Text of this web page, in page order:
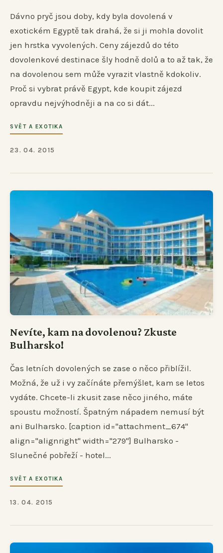
Dávno pryč jsou doby, kdy byla dovolená v
exotickém Egyptě tak drahá, že si ji mohla dovolit
jen hrstka vyvolených. Ceny zájezdů do této
dovolenkové destinace šly hodně dolů a to až tak, že
na dovolenou sem může vyrazit vlastně kdokoliv.
Proč si vybrat právě Egypt, kde koupit zájezd
opravdu nejvýhodněji a na co si dát...
SVĚT A EXOTIKA
23. 04. 2015
Nevíte, kam na dovolenou? Zkuste
Bulharsko!
Čas letních dovolených se zase o něco přiblížil.
Možná, že už i vy začínáte přemýšlet, kam se letos
vydáte. Chcete-li zkusit zase něco jiného, máte
spoustu možností. Špatným nápadem nemusí být
ani Bulharsko. [caption id="attachment_674"
align="alignright" width="279"] Bulharsko -
Slunečné pobřeží - hotel...
SVĚT A EXOTIKA
13. 04. 2015